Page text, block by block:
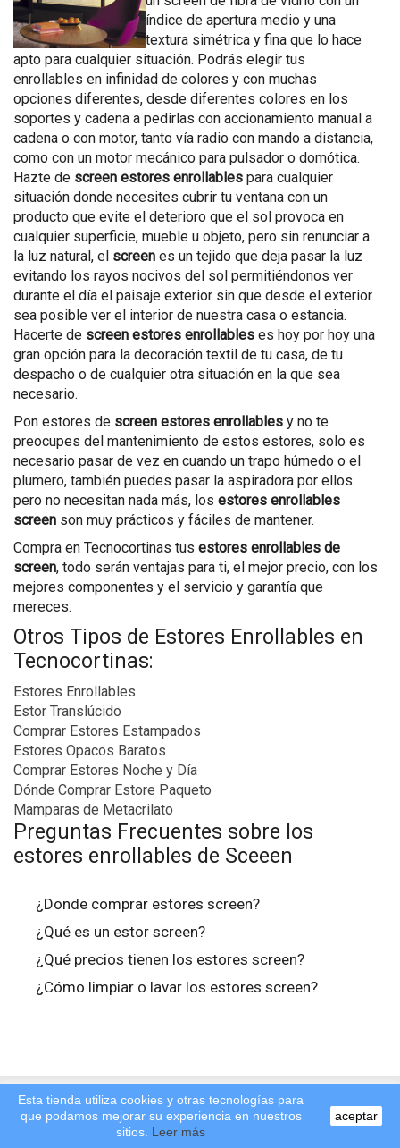
índice de apertura medio y una
textura simétrica y fina que lo hace
apto para cualquier situación. Podrás elegir tus
enrollables en infinidad de colores y con muchas
opciones diferentes, desde diferentes colores en los
soportes y cadena a pedirlas con accionamiento manual a
cadena o con motor, tanto vía radio con mando a distancia,
como con un motor mecánico para pulsador o domótica.
Hazte de screen estores enrollables para cualquier
situación donde necesites cubrir tu ventana con un
producto que evite el deterioro que el sol provoca en
cualquier superficie, mueble u objeto, pero sin renunciar a
la luz natural, el screen es un tejido que deja pasar la luz
evitando los rayos nocivos del sol permitiéndonos ver
durante el día el paisaje exterior sin que desde el exterior
sea posible ver el interior de nuestra casa o estancia.
Hacerte de screen estores enrollables es hoy por hoy una
gran opción para la decoración textil de tu casa, de tu
despacho o de cualquier otra situación en la que sea
necesario.
Pon estores de screen estores enrollables y no te
preocupes del mantenimiento de estos estores, solo es
necesario pasar de vez en cuando un trapo húmedo o el
plumero, también puedes pasar la aspiradora por ellos
pero no necesitan nada más, los estores enrollables
screen son muy prácticos y fáciles de mantener.
Compra en Tecnocortinas tus estores enrollables de
screen, todo serán ventajas para ti, el mejor precio, con los
mejores componentes y el servicio y garantía que
mereces.
Otros Tipos de Estores Enrollables en
Tecnocortinas:
Estores Enrollables
Estor Translúcido
Comprar Estores Estampados
Estores Opacos Baratos
Comprar Estores Noche y Día
Dónde Comprar Estore Paqueto
Mamparas de Metacrilato
Preguntas Frecuentes sobre los
estores enrollables de Sceeen
¿Donde comprar estores screen?
¿Qué es un estor screen?
¿Qué precios tienen los estores screen?
¿Cómo limpiar o lavar los estores screen?
Esta tienda utiliza cookies y otras tecnologías para
que podamos mejorar su experiencia en nuestros
sitios. Leer más
aceptar
Izquierda